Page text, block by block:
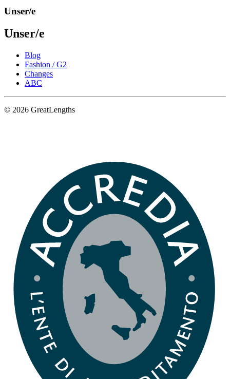
Unser/e
Unser/e
Blog
Fashion / G2
Changes
ABC
© 2026 GreatLengths